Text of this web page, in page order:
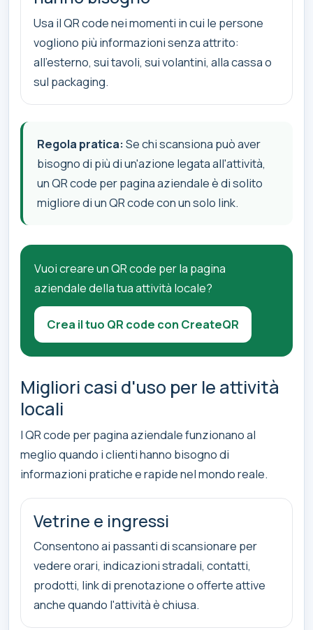
Usa il QR code nei momenti in cui le persone
vogliono più informazioni senza attrito:
all'esterno, sui tavoli, sui volantini, alla cassa o
sul packaging.
Regola pratica: Se chi scansiona può aver
bisogno di più di un'azione legata all'attività,
un QR code per pagina aziendale è di solito
migliore di un QR code con un solo link.
Vuoi creare un QR code per la pagina
aziendale della tua attività locale?
Crea il tuo QR code con CreateQR
Migliori casi d'uso per le attività
locali
I QR code per pagina aziendale funzionano al
meglio quando i clienti hanno bisogno di
informazioni pratiche e rapide nel mondo reale.
Vetrine e ingressi
Consentono ai passanti di scansionare per
vedere orari, indicazioni stradali, contatti,
prodotti, link di prenotazione o offerte attive
anche quando l'attività è chiusa.